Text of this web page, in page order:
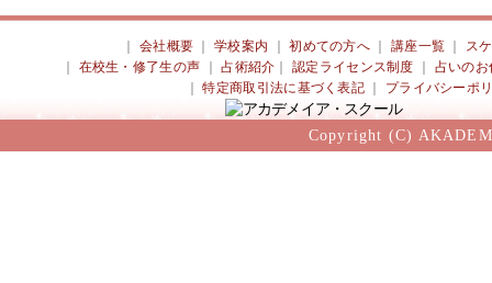
会社概要 ｜学校案内 ｜初めての方へ 講座一覧
ス
在校生・修了生の声 ｜占術紹介 ｜認定ライセンス制度
占いのお
｜特定商取引法に基づく表記 プライバシーポ
Copyright (C)